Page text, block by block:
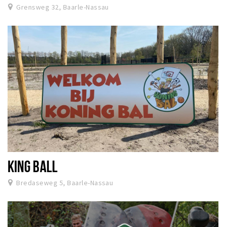
Grensweg 32, Baarle-Nassau
KING BALL
Bredaseweg 5, Baarle-Nassau